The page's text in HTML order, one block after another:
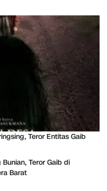
Teror Entitas Gaib
Teror Gaib di
Barat